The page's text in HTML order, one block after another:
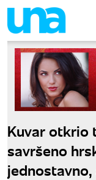
Kuvar otkrio
savršeno